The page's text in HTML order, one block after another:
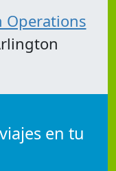
Operations
en tu